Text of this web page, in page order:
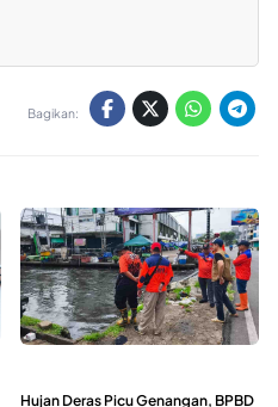
Bagikan:
Hujan Deras Picu Genangan, BPBD